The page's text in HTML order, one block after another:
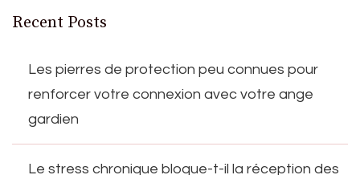
Recent Posts
Les pierres de protection peu connues pour
renforcer votre connexion avec votre ange
gardien
Le stress chronique bloque-t-il la réception des